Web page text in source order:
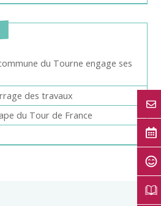
du Tourne engage ses
des travaux
du Tour de France